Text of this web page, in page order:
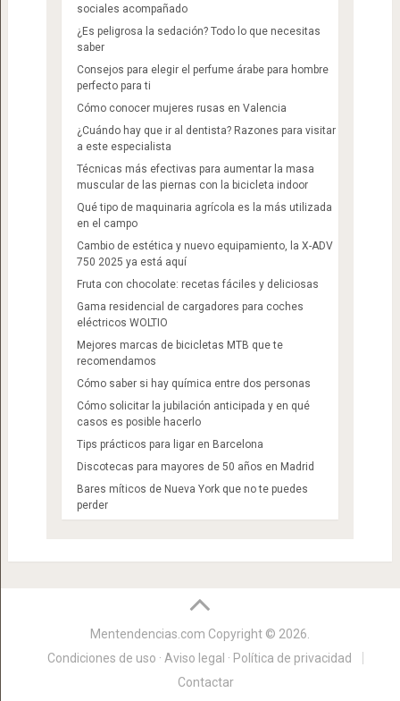
sociales acompañado
¿Es peligrosa la sedación? Todo lo que necesitas
saber
Consejos para elegir el perfume árabe para hombre
perfecto para ti
Cómo conocer mujeres rusas en Valencia
¿Cuándo hay que ir al dentista? Razones para visitar
a este especialista
Técnicas más efectivas para aumentar la masa
muscular de las piernas con la bicicleta indoor
Qué tipo de maquinaria agrícola es la más utilizada
en el campo
Cambio de estética y nuevo equipamiento, la X-ADV
750 2025 ya está aquí
Fruta con chocolate: recetas fáciles y deliciosas
Gama residencial de cargadores para coches
eléctricos WOLTIO
Mejores marcas de bicicletas MTB que te
recomendamos
Cómo saber si hay química entre dos personas
Cómo solicitar la jubilación anticipada y en qué
casos es posible hacerlo
Tips prácticos para ligar en Barcelona
Discotecas para mayores de 50 años en Madrid​
Bares míticos de Nueva York que no te puedes
perder
Mentendencias.com Copyright © 2026.
Condiciones de uso · Aviso legal · Política de privacidad
Contactar